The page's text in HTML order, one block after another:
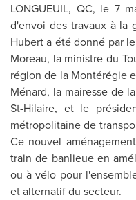
LONGUEUIL, QC, le 7
d'envoi des travaux à la
Hubert a été donné par
Moreau, la ministre du
région de la Montérégie
Ménard, la mairesse de
St-Hilaire, et le
métropolitaine de
Ce nouvel
train de banlieue en
ou à vélo pour
et alternatif du secteur.